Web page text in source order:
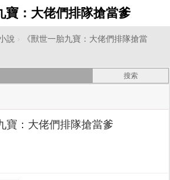
寶：大佬們排隊搶當爹
說 ›
《獸世一胎九寶：大佬們排隊搶當
寶：大佬們排隊搶當爹